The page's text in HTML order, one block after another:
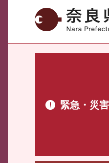
奈良県
緊急・災